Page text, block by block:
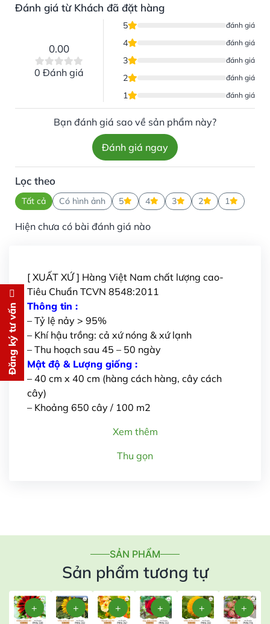
Đánh giá từ Khách đã đặt hàng
0.00
0 Đánh giá
5 đánh giá
4 đánh giá
3 đánh giá
2 đánh giá
1 đánh giá
Bạn đánh giá sao về sản phẩm này?
Đánh giá ngay
Lọc theo
Tất cả Có hình ảnh 5 4 3 2 1
Hiện chưa có bài đánh giá nào
[ XUẤT XỨ ] Hàng Việt Nam chất lượng cao-
Tiêu Chuẩn TCVN 8548:2011
Thông tin :
– Tỷ lệ nảy > 95%
– Khí hậu trồng: cả xứ nóng & xứ lạnh
– Thu hoạch sau 45 – 50 ngày
Mật độ & Lượng giống :
– 40 cm x 40 cm (hàng cách hàng, cây cách
cây)
– Khoảng 650 cây / 100 m2
Xem thêm
Thu gọn
SẢN PHẨM
Sản phẩm tương tự
Đăng ký tư vấn Đăng ký tư vấn
Chúng tôi sẽ gọi lại tư vấn MIỄN
PHÍ
cho bạn ngay lập tức
Gửi thông tin